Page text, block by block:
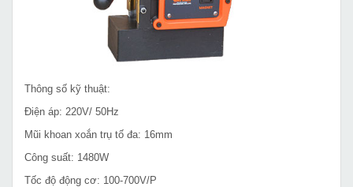
Thông số kỹ thuật:
Điện áp: 220V/ 50Hz
Mũi khoan xoắn trụ tố đa: 16mm
Công suất: 1480W
Tốc độ động cơ: 100-700V/P